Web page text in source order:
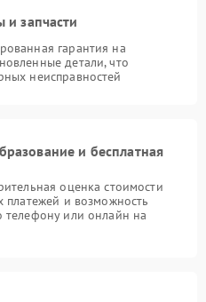
и запчасти
гарантия на
детали, что
неисправностей
и бесплатная
оценка стоимости
платежей и возможность
телефону или онлайн на